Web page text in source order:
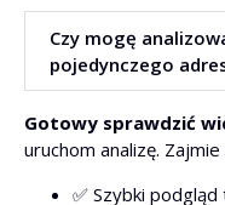
poznać frazy, które
najwięcej ruchu.
Najlepiej regularnie —
trendu) oraz po każdej
publikacji nowej sekcji
Czy mogę
pojedynczego
Tak. Wprowadź adres
Dokładny adres URL.
Gotowy sprawdzić
uruchom analizę.
✅ Szybki